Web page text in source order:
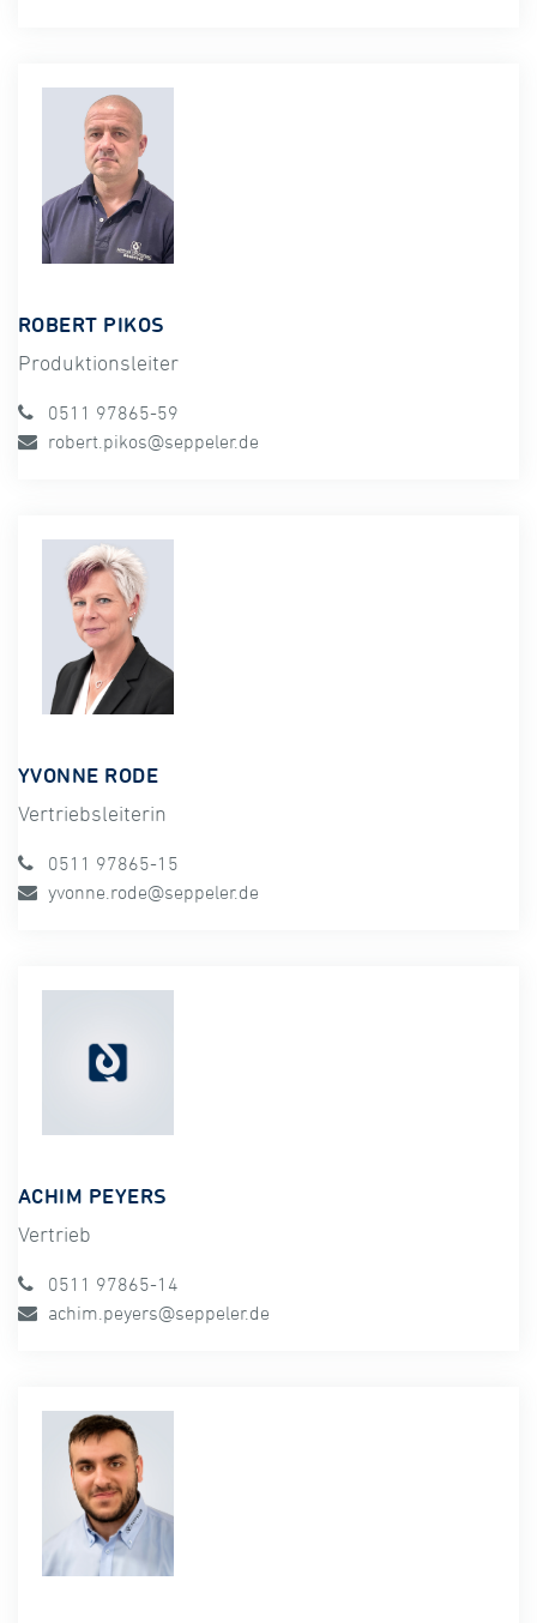
ROBERT PIKOS
Produktionsleiter
0511 97865-59
robert.pikos@seppeler.de
YVONNE RODE
Vertriebsleiterin
0511 97865-15
yvonne.rode@seppeler.de
ACHIM PEYERS
Vertrieb
0511 97865-14
achim.peyers@seppeler.de